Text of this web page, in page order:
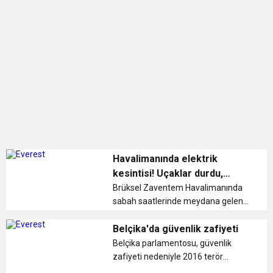
Havalimanında elektrik
kesintisi! Uçaklar durdu,
yolcular isyan etti
Brüksel Zaventem Havalimanında
sabah saatlerinde meydana gelen
uçuşlarda rötar yaşanıyor....
Belçika'da güvenlik zafiyeti
Belçika parlamentosu, güvenlik
zafiyeti nedeniyle 2016 terör